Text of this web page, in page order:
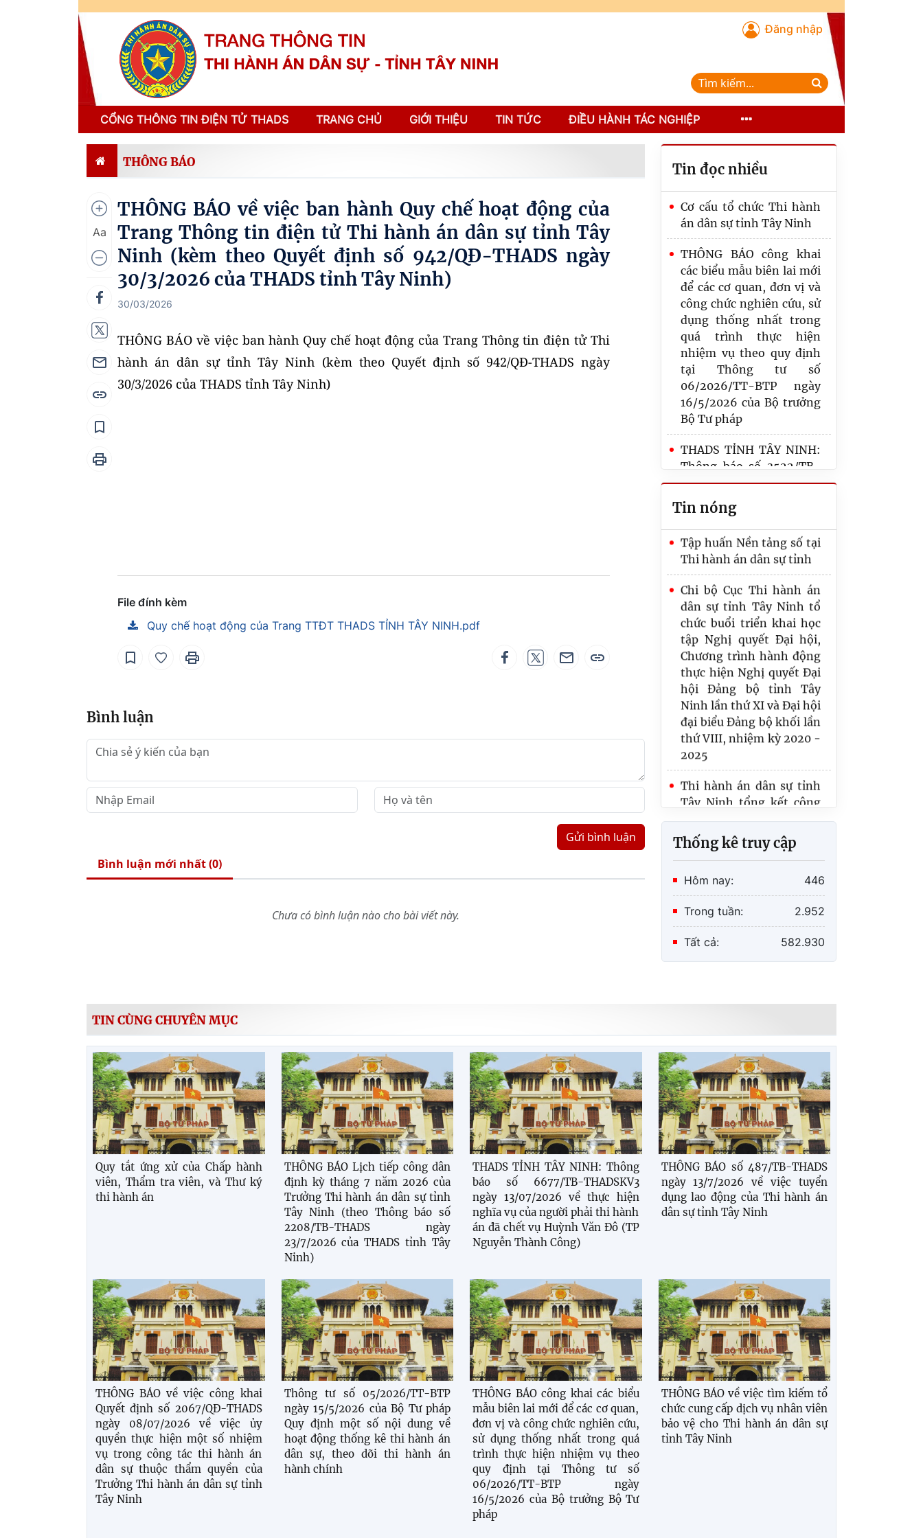
Đăng nhập
CỔNG THÔNG TIN ĐIỆN TỬ THADS TRANG CHỦ GIỚI THIỆU TIN TỨC ĐIỀU HÀNH TÁC NGHIỆP
THÔNG BÁO
Aa
THÔNG BÁO về việc ban hành Quy chế hoạt động của
Trang Thông tin điện tử Thi hành án dân sự tỉnh Tây
Ninh (kèm theo Quyết định số 942/QĐ-THADS ngày
30/3/2026 của THADS tỉnh Tây Ninh)
30/03/2026
THÔNG BÁO về việc ban hành Quy chế hoạt động của Trang Thông tin điện tử Thi
hành án dân sự tỉnh Tây Ninh (kèm theo Quyết định số 942/QĐ-THADS ngày
30/3/2026 của THADS tỉnh Tây Ninh)
File đính kèm
Quy chế hoạt động của Trang TTĐT THADS TỈNH TÂY NINH.pdf
Bình luận
Gửi bình luận
Bình luận mới nhất (0)
Chưa có bình luận nào cho bài viết này.
Tin đọc nhiều
Cơ cấu tổ chức Thi hành
án dân sự tỉnh Tây Ninh
THÔNG BÁO công khai
các biểu mẫu biên lai mới
để các cơ quan, đơn vị và
công chức nghiên cứu, sử
dụng thống nhất trong
quá trình thực hiện
nhiệm vụ theo quy định
tại Thông tư số
06/2026/TT-BTP ngày
16/5/2026 của Bộ trưởng
Bộ Tư pháp
THADS TỈNH TÂY NINH:
Thông báo số 3522/TB-
THADSKV10 ngày
08/5/2026 về việc bán
đấu giá tài sản (lần 05) vụ
Nguyễn Văn Lợi, Nguyễn
Thị Tuyết Mai (CHV
Nguyễn Minh Chí)
Thi hành án dân sự
(THADS) tỉnh và Ngân
hàng Thương mại cổ
phần Quốc tế Việt Nam
(VIB) tổ chức buổi làm
việc về công tác phối hợp,
tổ chức thi hành án
THADS tỉnh Tây Ninh tổ
chức Lễ công bố và trao
Quyết định tuyển dụng
tuyển kỳ thi tuyển công
chức theo phương thức
thi tuyển
Nghề “Thi hành án dân
sự” – Khi pháp luật đi
vào đời sống
Tin nóng
Thi hành án dân sự
(THADS) tỉnh Tây Ninh
tổ chức lễ kỷ niệm 80
năm ngày truyền thống
thi hành án dân sự
(19/7/1946 – 19/7/2026)
Thi hành án dân sự tỉnh
Tây Ninh tham gia và đạt
giải khuyến khích cuộc
thi “Chuyện nghề thi
hành án dân sự” lần II
Thi hành án dân sự tỉnh
Chi bộ Cục Thi hành án
dân sự tỉnh Tây Ninh tổ
chức buổi triển khai học
tập Nghị quyết Đại hội,
Chương trình hành động
thực hiện Nghị quyết Đại
hội Đảng bộ tỉnh Tây
Ninh lần thứ XI và Đại hội
đại biểu Đảng bộ khối lần
thứ VIII, nhiệm kỳ 2020 -
2025
Thi hành án dân sự tỉnh
Tây Ninh tổng kết công
tác thi hành án dân sự,
năm 2025; triển khai
nhiệm vụ năm 2026
Thống kê truy cập
Hôm nay: 446
Trong tuần: 2.952
Tất cả: 582.930
TIN CÙNG CHUYÊN MỤC
Quy tắt ứng xử của Chấp hành
viên, Thẩm tra viên, và Thư ký
thi hành án
THÔNG BÁO Lịch tiếp công dân
định kỳ tháng 7 năm 2026 của
Trưởng Thi hành án dân sự tỉnh
Tây Ninh (theo Thông báo số
2208/TB-THADS ngày
23/7/2026 của THADS tỉnh Tây
Ninh)
THADS TỈNH TÂY NINH: Thông
báo số 6677/TB-THADSKV3
ngày 13/07/2026 về thực hiện
nghĩa vụ của người phải thi hành
án đã chết vụ Huỳnh Văn Đô (TP
Nguyễn Thành Công)
THÔNG BÁO số 487/TB-THADS
ngày 13/7/2026 về việc tuyển
dụng lao động của Thi hành án
dân sự tỉnh Tây Ninh
THÔNG BÁO về việc công khai
Quyết định số 2067/QĐ-THADS
ngày 08/07/2026 về việc ủy
quyền thực hiện một số nhiệm
vụ trong công tác thi hành án
dân sự thuộc thẩm quyền của
Trưởng Thi hành án dân sự tỉnh
Tây Ninh
Thông tư số 05/2026/TT-BTP
ngày 15/5/2026 của Bộ Tư pháp
Quy định một số nội dung về
hoạt động thống kê thi hành án
dân sự, theo dõi thi hành án
hành chính
THÔNG BÁO công khai các biểu
mẫu biên lai mới để các cơ quan,
đơn vị và công chức nghiên cứu,
sử dụng thống nhất trong quá
trình thực hiện nhiệm vụ theo
quy định tại Thông tư số
06/2026/TT-BTP ngày
16/5/2026 của Bộ trưởng Bộ Tư
pháp
THÔNG BÁO về việc tìm kiếm tổ
chức cung cấp dịch vụ nhân viên
bảo vệ cho Thi hành án dân sự
tỉnh Tây Ninh